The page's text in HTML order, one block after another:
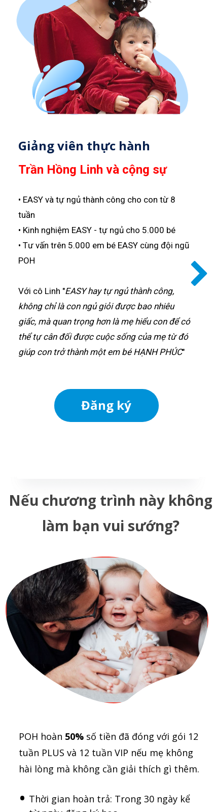
Đăng ký
Trần Hồng Linh và cộng sự
• EASY và tự ngủ thành công cho con từ 8
tuần
• Kinh nghiệm EASY - tự ngủ cho 5.000 bé
• Tư vấn trên 5.000 em bé EASY cùng đội ngũ
POH
Với cô Linh "EASY hay tự ngủ thành công,
không chỉ là con ngủ giỏi được bao nhiêu
giấc, mà quan trọng hơn là mẹ hiểu con để có
thể tự cân đối được cuộc sống của mẹ từ đó
giúp con trở thành một em bé HẠNH PHÚC"
Giảng viên thực hành
Nếu chương trình này không
làm bạn vui sướng?
POH hoàn 50% số tiền đã đóng với gói 12
tuần PLUS và 12 tuần VIP nếu mẹ không
hài lòng mà không cần giải thích gì thêm.
Thời gian hoàn trả: Trong 30 ngày kể